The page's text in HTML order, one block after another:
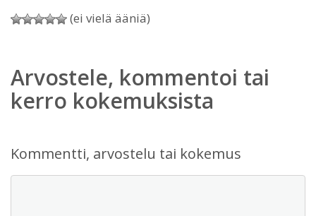
(ei vielä ääniä)
Arvostele, kommentoi tai
kerro kokemuksista
Kommentti, arvostelu tai kokemus